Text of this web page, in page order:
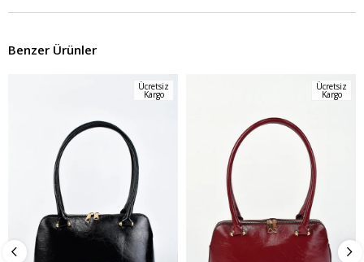
Benzer Ürünler
Ücretsiz
Kargo
Ücretsiz
Kargo